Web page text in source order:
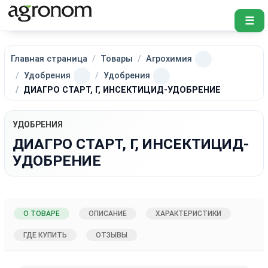
☰
Главная страница Товары
Агрохимия
Удобрения
Удобрения
ДИАГРО СТАРТ, Г, ИНСЕКТИЦИД-УДОБРЕНИЕ
УДОБРЕНИЯ
ДИАГРО СТАРТ, Г, ИНСЕКТИЦИД-
УДОБРЕНИЕ
О ТОВАРЕ ОПИСАНИЕ ХАРАКТЕРИСТИКИ
ГДЕ КУПИТЬ ОТЗЫВЫ